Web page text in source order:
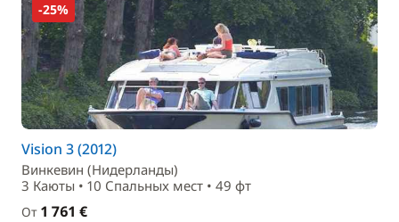
-25%
Vision 3 (2012)
Винкевин (Нидерланды)
3 Каюты • 10 Спальныx мест • 49 фт
От 1 761 €